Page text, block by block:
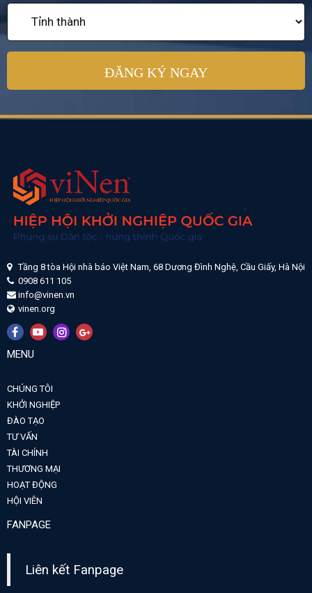
Tầng 8 tòa Hội nhà báo Việt Nam, 68 Dương Đình Nghệ, Cầu Giấy, Hà Nội
0908 611 105
info@vinen.vn
vinen.org
MENU
CHÚNG TÔI
KHỞI NGHIỆP
ĐÀO TẠO
TƯ VẤN
TÀI CHÍNH
THƯƠNG MẠI
HOẠT ĐỘNG
HỘI VIÊN
FANPAGE
Liên kết Fanpage